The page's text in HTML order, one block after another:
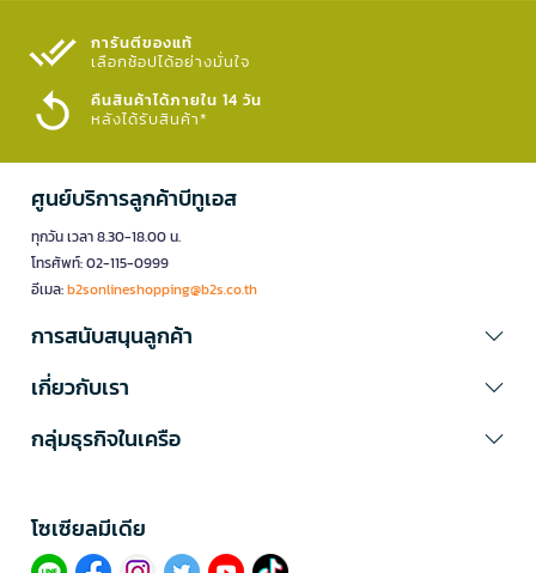
การันตีของแท้
เลือกช้อปได้อย่างมั่นใจ​
คืนสินค้าได้ภายใน 14 วัน
หลังได้รับสินค้า*
ศูนย์บริการลูกค้าบีทูเอส
ทุกวัน เวลา 8.30-18.00 น.
โทรศัพท์: 02-115-0999
อีเมล:b2sonlineshopping@b2s.co.th
การสนับสนุนลูกค้า
เกี่ยวกับเรา
กลุ่มธุรกิจในเครือ
โซเซียลมีเดีย​